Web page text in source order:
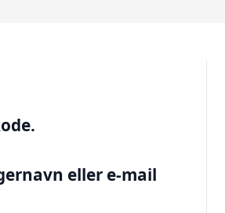
eller e-mail